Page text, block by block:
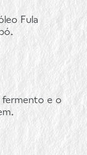
Fula
fermento e o